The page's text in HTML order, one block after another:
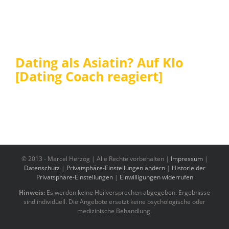
Dating als Asiatin? Auf Klo
[Dating Coach reagiert]
© 2013 - Marcel Herzog | Alle Rechte vorbehalten | Impressum |
Datenschutz | Privatsphäre-Einstellungen ändern| Historie der
Privatsphäre-Einstellungen| Einwilligungen widerrufen
Hinweis: Es werden keine Heilversprechen abgegeben. Ergebnisse
sind individuell. Die Angebote ersetzt keine psychologische oder
medizinische Behandlung.